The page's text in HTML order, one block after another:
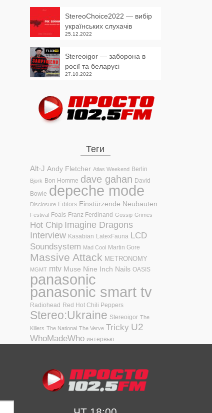
StereoChoice2022 — вибір
українських слухачів
25.12.2022
Stereoigor — заборона в
росії та беларусі
27.10.2022
Теги
Alt-J Andy Fletcher Atlas Weekend Berlin
Bjork Bon Homme dave gahan David
Bowie depeche mode
Disclosure Editors Einstürzende Neubauten
Festival Foals Franz Ferdinand Gossip Grimes
Hot Chip Imagine Dragons
Interview Kasabian LatexFauna LCD
Soundsystem Mad Cool Martin Gore
Massive Attack METRONOMY
MGMT mtv Muse Nine Inch Nails OASIS
panasonic
panasonic smart tv
Radiohead Red Hot Chili Peppers
Stereo:Ukraine Stereoigor The
Killers The National The Verve Tricky U2
WhoMadeWho интервью